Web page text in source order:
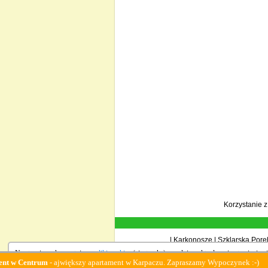
Korzystanie
|Karkonosze|Szklarska
Na stronie wykorzystujemypliki cookies(ciasteczka), zgodnie z aktualnymi
- ajwiększy apartament w Karpaczu. Zapraszamy Wypoczynek :-)